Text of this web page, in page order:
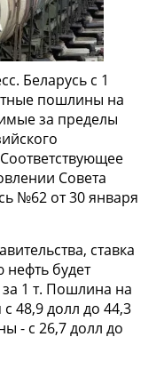
Беларусь с 1
пошлины на
за пределы
Совета
№62 от 30 января
ставка
будет
1 т. Пошлина на
48,9 долл до 44,3
- с 26,7 долл до